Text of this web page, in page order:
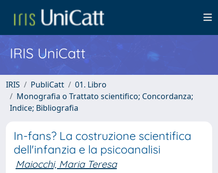
IRIS UniCatt
IRIS PubliCatt
01. Libro
Monografia o Trattato scientifico; Concordanza;
Indice; Bibliografia
In-fans? La costruzione scientifica
dell'infanzia e la psicoanalisi
Maiocchi, Maria Teresa